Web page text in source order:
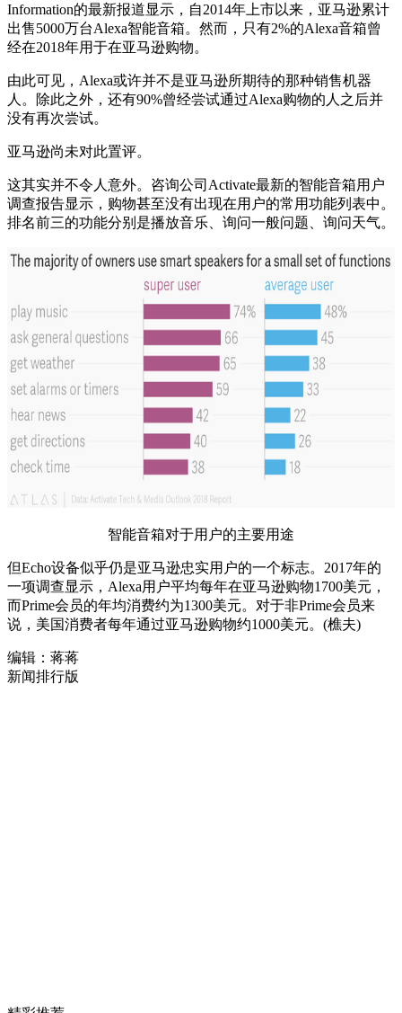
Information的最新报道显示，自2014年上市以来，亚马逊累计
出售5000万台Alexa智能音箱。然而，只有2%的Alexa音箱曾
经在2018年用于在亚马逊购物。
由此可见，Alexa或许并不是亚马逊所期待的那种销售机器
人。除此之外，还有90%曾经尝试通过Alexa购物的人之后并
没有再次尝试。
亚马逊尚未对此置评。
这其实并不令人意外。咨询公司Activate最新的智能音箱用户
调查报告显示，购物甚至没有出现在用户的常用功能列表中。
排名前三的功能分别是播放音乐、询问一般问题、询问天气。
智能音箱对于用户的主要用途
但Echo设备似乎仍是亚马逊忠实用户的一个标志。2017年的
一项调查显示，Alexa用户平均每年在亚马逊购物1700美元，
而Prime会员的年均消费约为1300美元。对于非Prime会员来
说，美国消费者每年通过亚马逊购物约1000美元。(樵夫)
编辑：蒋蒋
新闻排行版